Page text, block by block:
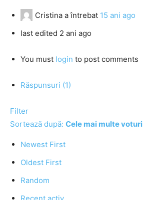
Cristina a întrebat 15 ani ago
last edited 2 ani ago
You must login to post comments
Răspunsuri (1)
Filter
Sortează după: Cele mai multe voturi
Newest First
Oldest First
Random